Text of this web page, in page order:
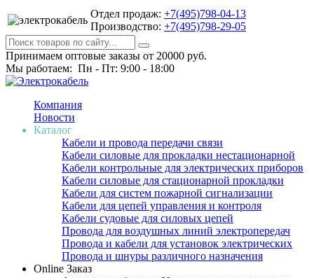
Отдел продаж: +7(495)798-04-13
Производство: +7(495)798-29-05
Принимаем оптовые заказы от 20000 руб.
Мы работаем: Пн - Пт: 9:00 - 18:00
Компания
Новости
Каталог
Кабели и провода передачи связи
Кабели силовые для прокладки нестационарной
Кабели контрольные для электрических приборов
Кабели силовые для стационарной прокладки
Кабели для систем пожарной сигнализации
Кабели для цепей управления и контроля
Кабели судовые для силовых цепей
Провода для воздушных линий электропередач
Провода и кабели для установок электрических
Провода и шнуры различного назначения
Online Заказ